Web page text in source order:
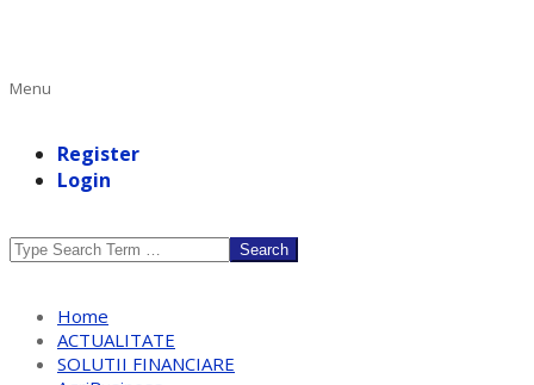
Primary
Menu
Register
Login
Search
Home
ACTUALITATE
SOLUTII FINANCIARE